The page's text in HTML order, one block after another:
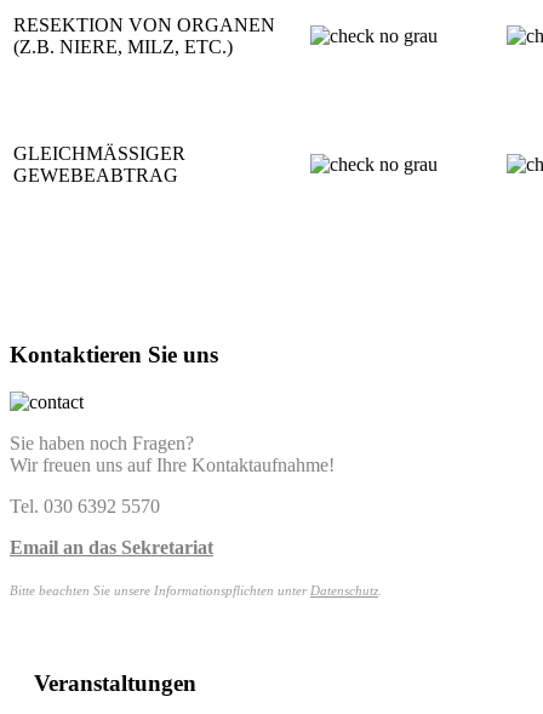
RESEKTION VON ORGANEN
(Z.B. NIERE, MILZ, ETC.)
GLEICHMÄSSIGER
GEWEBEABTRAG
Kontaktieren Sie uns
Sie haben noch Fragen?
Wir freuen uns auf Ihre Kontaktaufnahme!
Tel. 030 6392 5570
Email an das Sekretariat
Bitte beachten Sie unsere Informationspflichten unter Datenschutz
Veranstaltungen